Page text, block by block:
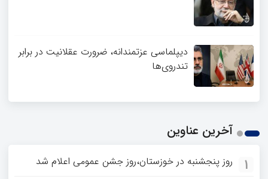
دیپلماسی عزتمندانه، ضرورت عقلانیت در برابر
تندروی‌ها
آخرین عناوین
1 روز پنجشنبه در خوزستان،روز جشن عمومی اعلام شد